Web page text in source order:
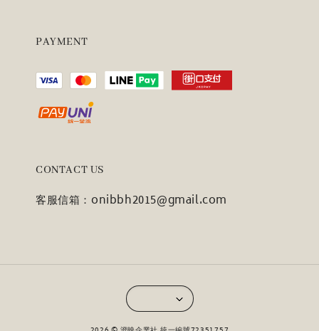
PAYMENT
CONTACT US
客服信箱：onibbh2015@gmail.com